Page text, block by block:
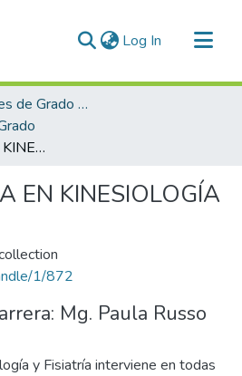
Log In (current)
Trabajos Finales de Grado y Posgrado
LICENCIATURA EN KINESIOLOGÍA Y FISIATRÍA
EN KINESIOLOGÍA
1/872
Mg. Paula Russo
y Fisiatría interviene en todas